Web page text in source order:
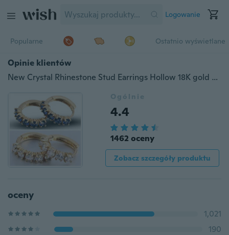
Logowanie
Popularne Ostatnio wyświetlane
Opinie klientów
New Crystal Rhinestone Stud Earrings Hollow 18K gold plated Hoop Earrings
Ogólnie
4.4
1462 oceny
Zobacz szczegóły produktu
oceny
1,021
190